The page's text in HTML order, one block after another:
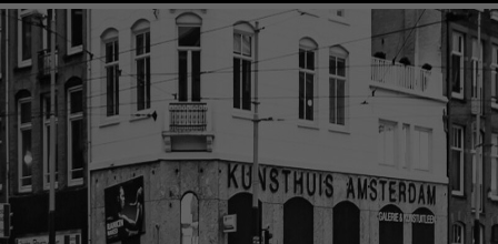
Nieuwstraat 35
2312 KA Leiden
+31(0)71 – 52 84 480
info@kunsthuisleiden.nl
Lees meer